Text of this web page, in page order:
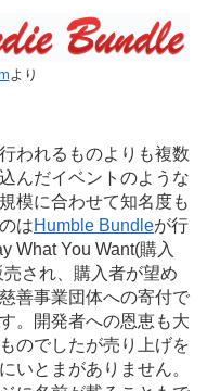
より
われるものよりも複数
んだイベントのような
模に合わせて知名度も
はHumble Bundleが行
What You Want(購入
され、購入者が望め
善事業団体への寄付で
。開発者への恩恵も大
のでしたが売り上げを
いとまがありません。